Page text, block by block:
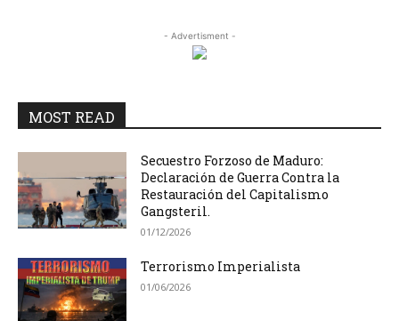
- Advertisment -
MOST READ
Secuestro Forzoso de Maduro:
Declaración de Guerra Contra la
Restauración del Capitalismo
Gangsteril.
01/12/2026
Terrorismo Imperialista
01/06/2026